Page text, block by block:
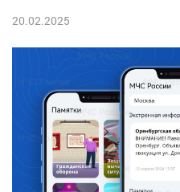
20.02.2025